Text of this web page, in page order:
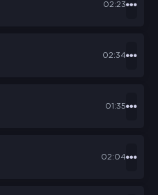
02:23
02:34
01:35
02:04